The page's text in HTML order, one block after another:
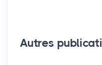
Autres